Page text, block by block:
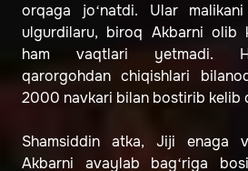
orqaga jo‘natdi. Ular
ulgurdilaru, biroq Akbarni olib
ham vaqtlari yetmadi.
qarorgohdan chiqishlari
2000 navkari bilan bostirib kelib
Shamsiddin atka, Jiji enaga
Akbarni avaylab bag‘riga